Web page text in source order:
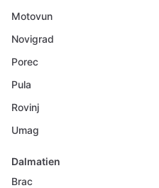
Motovun
Novigrad
Porec
Pula
Rovinj
Umag
Dalmatien
Brac